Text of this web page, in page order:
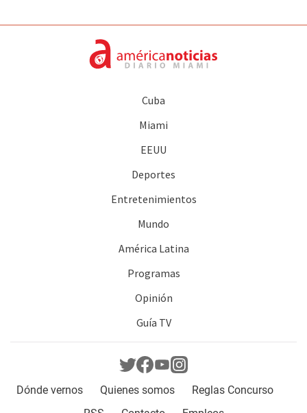
Cuba
Miami
EEUU
Deportes
Entretenimientos
Mundo
América Latina
Programas
Opinión
Guía TV
Dónde vernos Quienes somos
Reglas Concurso